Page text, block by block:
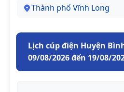
Thành phố Vĩnh Long
Lịch cúp điện Huyện
09/08/2026 đến 19/08/